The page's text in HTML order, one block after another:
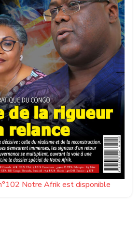
Notre Afrik est disponible